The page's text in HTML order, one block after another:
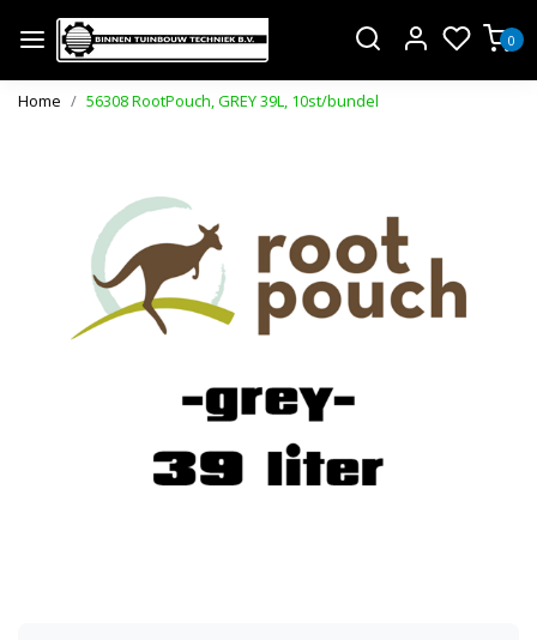
0
Home 56308 RootPouch, GREY 39L, 10st/bundel